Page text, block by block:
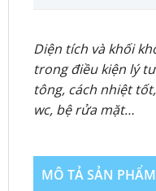
Diện tích và khối
trong điều kiện lý
tông, cách nhiệt
wc, bệ rửa mặt…
MÔ TẢ SẢN PHẨM